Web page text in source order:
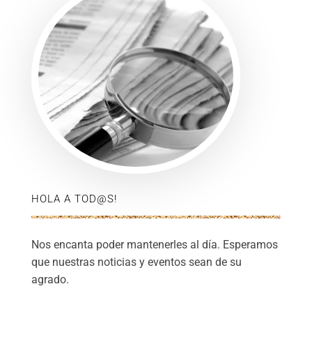
HOLA A TOD@S!
Nos encanta poder mantenerles al día. Esperamos
que nuestras noticias y eventos sean de su
agrado.